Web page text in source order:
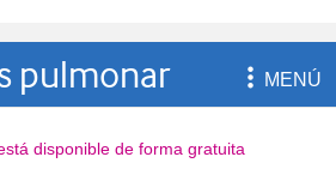
pulmonar MENÚ
disponible de forma gratuita